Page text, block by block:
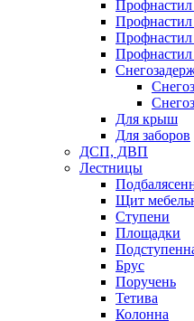
Профнастил
Для крыш
Для заборов
ДСП, ДВП
Лестницы
Щит
Ступени
Площадки
Брус
Поручень
Тетива
Колонна